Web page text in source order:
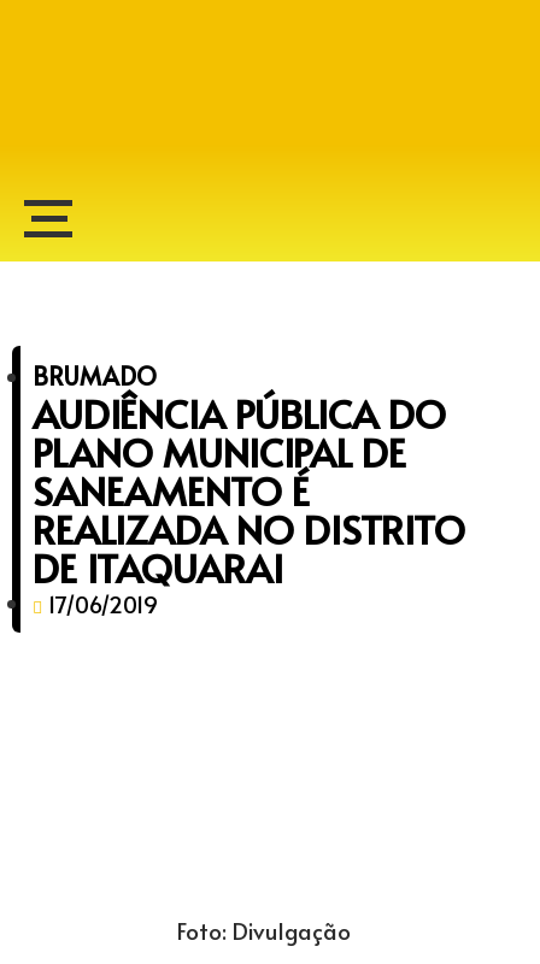
BRUMADO
AUDIÊNCIA PÚBLICA DO
PLANO MUNICIPAL DE
SANEAMENTO É
REALIZADA NO DISTRITO
DE ITAQUARAI
17/06/2019
Foto: Divulgação